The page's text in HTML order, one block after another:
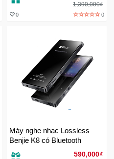
1,390,000₫
0 0
Máy nghe nhạc Lossless
Benjie K8 có Bluetooth
590,000₫